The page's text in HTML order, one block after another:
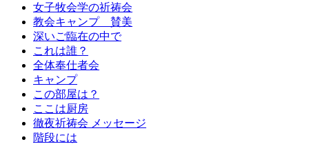
女子牧会学の祈祷会
教会キャンプ 賛美
深いご臨在の中で
これは誰？
全体奉仕者会
キャンプ
この部屋は？
ここは厨房
徹夜祈祷会 メッセージ
階段には